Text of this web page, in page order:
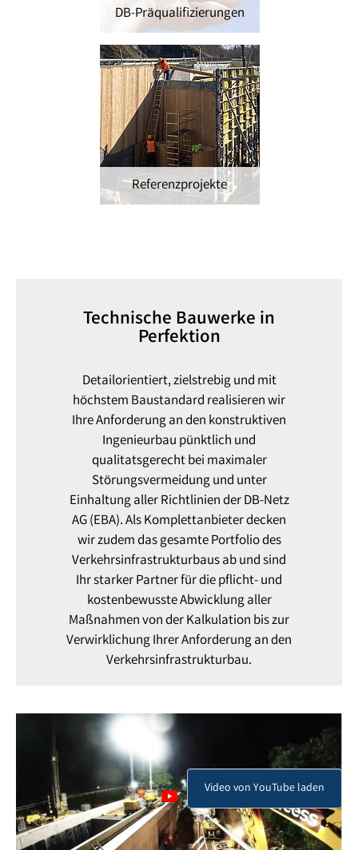
DB-Präqualifizierungen
Referenzprojekte
Technische Bauwerke in
Perfektion
Detailorientiert, zielstrebig und mit
höchstem Baustandard realisieren wir
Ihre Anforderung an den konstruktiven
Ingenieurbau pünktlich und
qualitatsgerecht bei maximaler
Störungsvermeidung und unter
Einhaltung aller Richtlinien der DB-Netz
AG (EBA). Als Komplettanbieter decken
wir zudem das gesamte Portfolio des
Verkehrsinfrastrukturbaus ab und sind
Ihr starker Partner für die pflicht- und
kostenbewusste Abwicklung aller
Maßnahmen von der Kalkulation bis zur
Verwirklichung Ihrer Anforderung an den
Verkehrsinfrastrukturbau.